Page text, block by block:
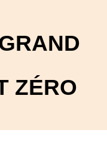
ZÉRO